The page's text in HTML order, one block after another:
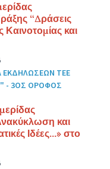
“Δράσεις
Καινοτομίας και
ΕΚΔΗΛΩΣΕΩΝ ΤΕΕ
- 3ΟΣ ΟΡΟΦΟΣ
και
Ιδέες…» στο